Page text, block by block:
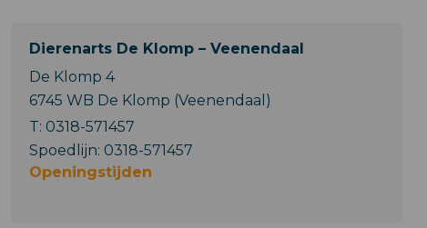
Dierenarts De Klomp – Veenendaal
De Klomp 4
6745 WB De Klomp (Veenendaal)
T: 0318-571457
Spoedlijn: 0318-571457
Openingstijden